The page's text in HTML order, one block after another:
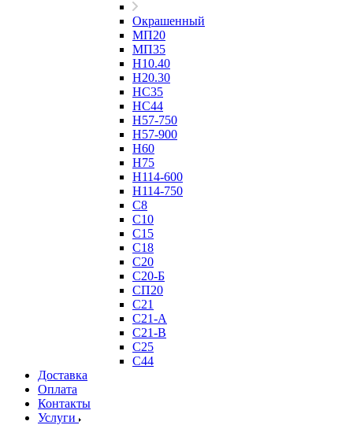
Окрашенный
МП20
МП35
Н10.40
Н20.30
НС35
НС44
Н57-750
Н57-900
Н60
Н75
Н114-600
Н114-750
С8
С10
С15
С18
С20
С20-Б
СП20
С21
С21-А
С21-В
С25
С44
Доставка
Оплата
Контакты
Услуги